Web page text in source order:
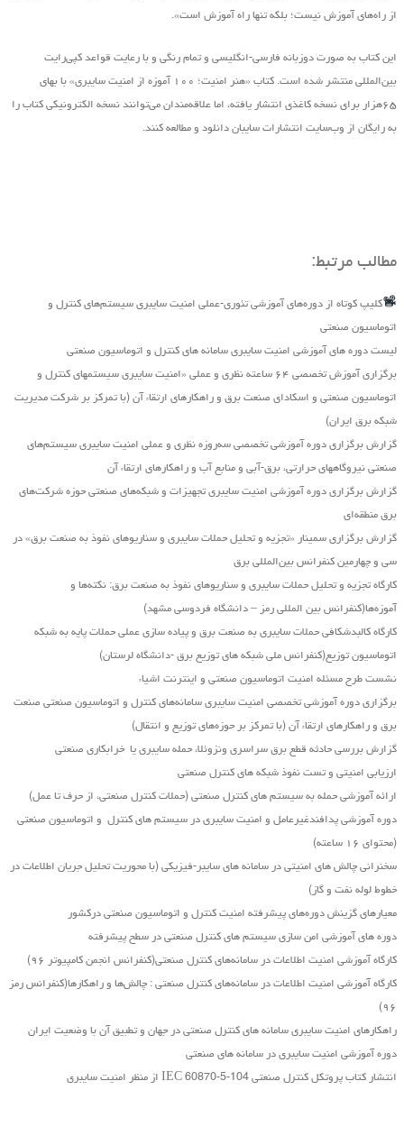
از راه‌های آموزش نیست؛ بلکه تنها راه آموزش است».
این کتاب به صورت دوزبانه فارسی-انگلیسی و تمام رنگی و با رعایت قواعد کپی‌رایت
بین‌المللی منتشر شده است. کتاب «هنر امنیت؛ ۱۰۰ آموزه از امنیت سایبری» با بهای
۶۵هزار برای نسخه کاغذی انتشار یافته‌، اما علاقه‌مندان می‌توانند نسخه الکترونیکی کتاب را
به رایگان از وب‌سایت انتشارات سایبان دانلود و مطالعه کنند.
مطالب مرتبط:
کلیپ کوتاه از دوره‌های آموزشی تئوری-عملی امنیت سایبری سیستم‌های کنترل و
اتوماسیون صنعتی
لیست دوره های آموزشی امنیت سایبری سامانه های کنترل و اتوماسیون صنعتی
برگزاری آموزش تخصصی ۶۴ ساعته نظری و عملی «امنیت سایبری سیستمهای کنترل و
اتوماسیون صنعتی و اسکادای صنعت برق و راهکارهای ارتقاء آن (با تمرکز بر شرکت مدیریت
شبکه برق ایران)
گزارش برگزاری دوره آموزشی تخصصی سه‌روزه نظری و عملی امنیت سایبری سیستم‌های
صنعتی نیروگاه‏های حرارتی، برق‏-آبی و منابع آب و راهکارهای ارتقاء آن
گزارش برگزاری دوره آموزشی امنیت سایبری تجهیزات و شبکه‌های صنعتی حوزه شرکت‌های
برق منطقه‌ای
گزارش برگزاری سمینار «تجزیه ‌و تحلیل حملات سایبری و سناریو‌های نفوذ به صنعت برق» در
سی و چهارمین کنفرانس بین‌المللی برق
کارگاه تجزیه و تحلیل حملات سایبری و سناریوهای نفوذ به صنعت برق: نکته‌ها و
آموزه‌ها(کنفرانس بین المللی رمز – دانشگاه فردوسی مشهد)
کارگاه کالبدشکافی حملات سایبری به صنعت برق و پیاده سازی عملی حملات پایه به شبکه
اتوماسیون توزیع(کنفرانس ملی شبکه های توزیع برق -دانشگاه لرستان)
نشست طرح مسئله امنیت اتوماسیون صنعتی و اینترنت اشیاء
برگزاری دوره آموزشی تخصصی امنیت سایبری سامانه‌های کنترل و اتوماسیون صنعتی صنعت
برق و راهکارهای ارتقاء آن (با تمرکز بر حوزه‌های توزیع و انتقال)
گزارش بررسی حادثه قطع برق سراسری ونزوئلا، حمله سایبری یا خرابکاری صنعتی
ارزیابی امنیتی و تست نفوذ شبکه های کنترل صنعتی
ارائه آموزشی حمله به سیستم های کنترل صنعتی (حملات کنترل صنعتی، از حرف تا عمل)
دوره آموزشی پدافندغیرعامل و امنیت سایبری در سیستم های کنترل و اتوماسیون صنعتی
(محتوای ۱۶ ساعته)
سخنرانی چالش های امنیتی در سامانه های سایبر-فیزیکی (با محوریت تحلیل جریان اطلاعات در
خطوط لوله نفت و گاز)
معیارهای گزینش دوره‌های پیشرفته امنیت کنترل و اتوماسیون صنعتی درکشور
دوره های آموزشی امن سازی سیستم های کنترل صنعتی در سطح پیشرفته
کارگاه آموزشی امنیت اطلاعات در سامانه‌های کنترل صنعتی(کنفرانس انجمن کامپیوتر ۹۶)
کارگاه آموزشی امنیت اطلاعات در سامانه‌های کنترل صنعتی : چالش‌ها و راهکارها(کنفرانس رمز
۹۶)
راهکارهای امنیت سایبری سامانه های کنترل صنعتی در جهان و تطبیق آن با وضعیت ایران
دوره آموزشی امنیت سایبری در سامانه های صنعتی
انتشار کتاب پروتکل کنترل صنعتی IEC 60870-5-104 از منظر امنیت سایبری